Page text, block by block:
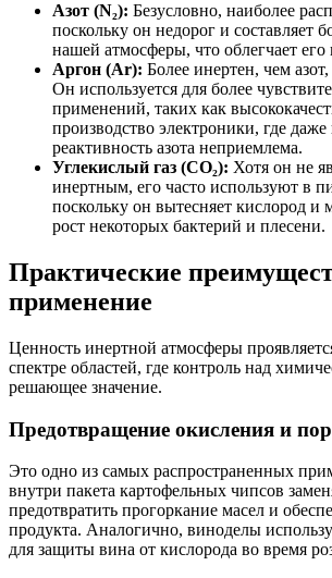
Азот (N₂): Безусловно, наиболее
поскольку он недорог и составляет
нашей атмосферы, что облегчает его
Аргон (Ar): Более инертен, чем
Он используется для более
применений, таких как
производство электроники, где даже
реактивность азота неприемлема.
Углекислый газ (CO₂): Хотя он не
инертным, его часто используют в
поскольку он вытесняет кислород и
рост некоторых бактерий и плесени.
Практические
применение
Ценность инертной атмосферы
спектре областей, где контроль над
решающее значение.
Предотвращение окисления и
Это одно из самых распространенных
внутри пакета картофельных чипсов
предотвратить прогоркание масел и
продукта. Аналогично, виноделы
для защиты вина от кислорода во время